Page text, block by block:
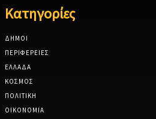
Κατηγορίες
ΔΗΜΟΙ
ΠΕΡΙΦΕΡΕΙΕΣ
ΕΛΛΑΔΑ
ΚΟΣΜΟΣ
ΠΟΛΙΤΙΚΗ
ΟΙΚΟΝΟΜΙΑ